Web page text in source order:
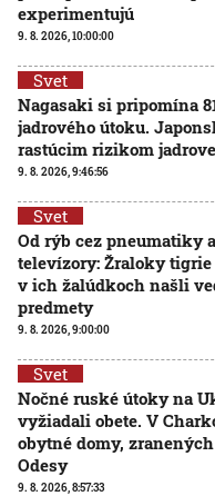
experimentujú
9. 8. 2026, 10:00:00
Svet
Nagasaki si pripomína
jadrového útoku.
rastúcim rizikom
9. 8. 2026, 9:46:56
Svet
Od rýb cez pneumatiky
televízory: Žraloky tigrie
v ich žalúdkoch našli
predmety
9. 8. 2026, 9:00:00
Svet
Nočné ruské útoky na
vyžiadali obete. V
obytné domy,
Odesy
9. 8. 2026, 8:57:33